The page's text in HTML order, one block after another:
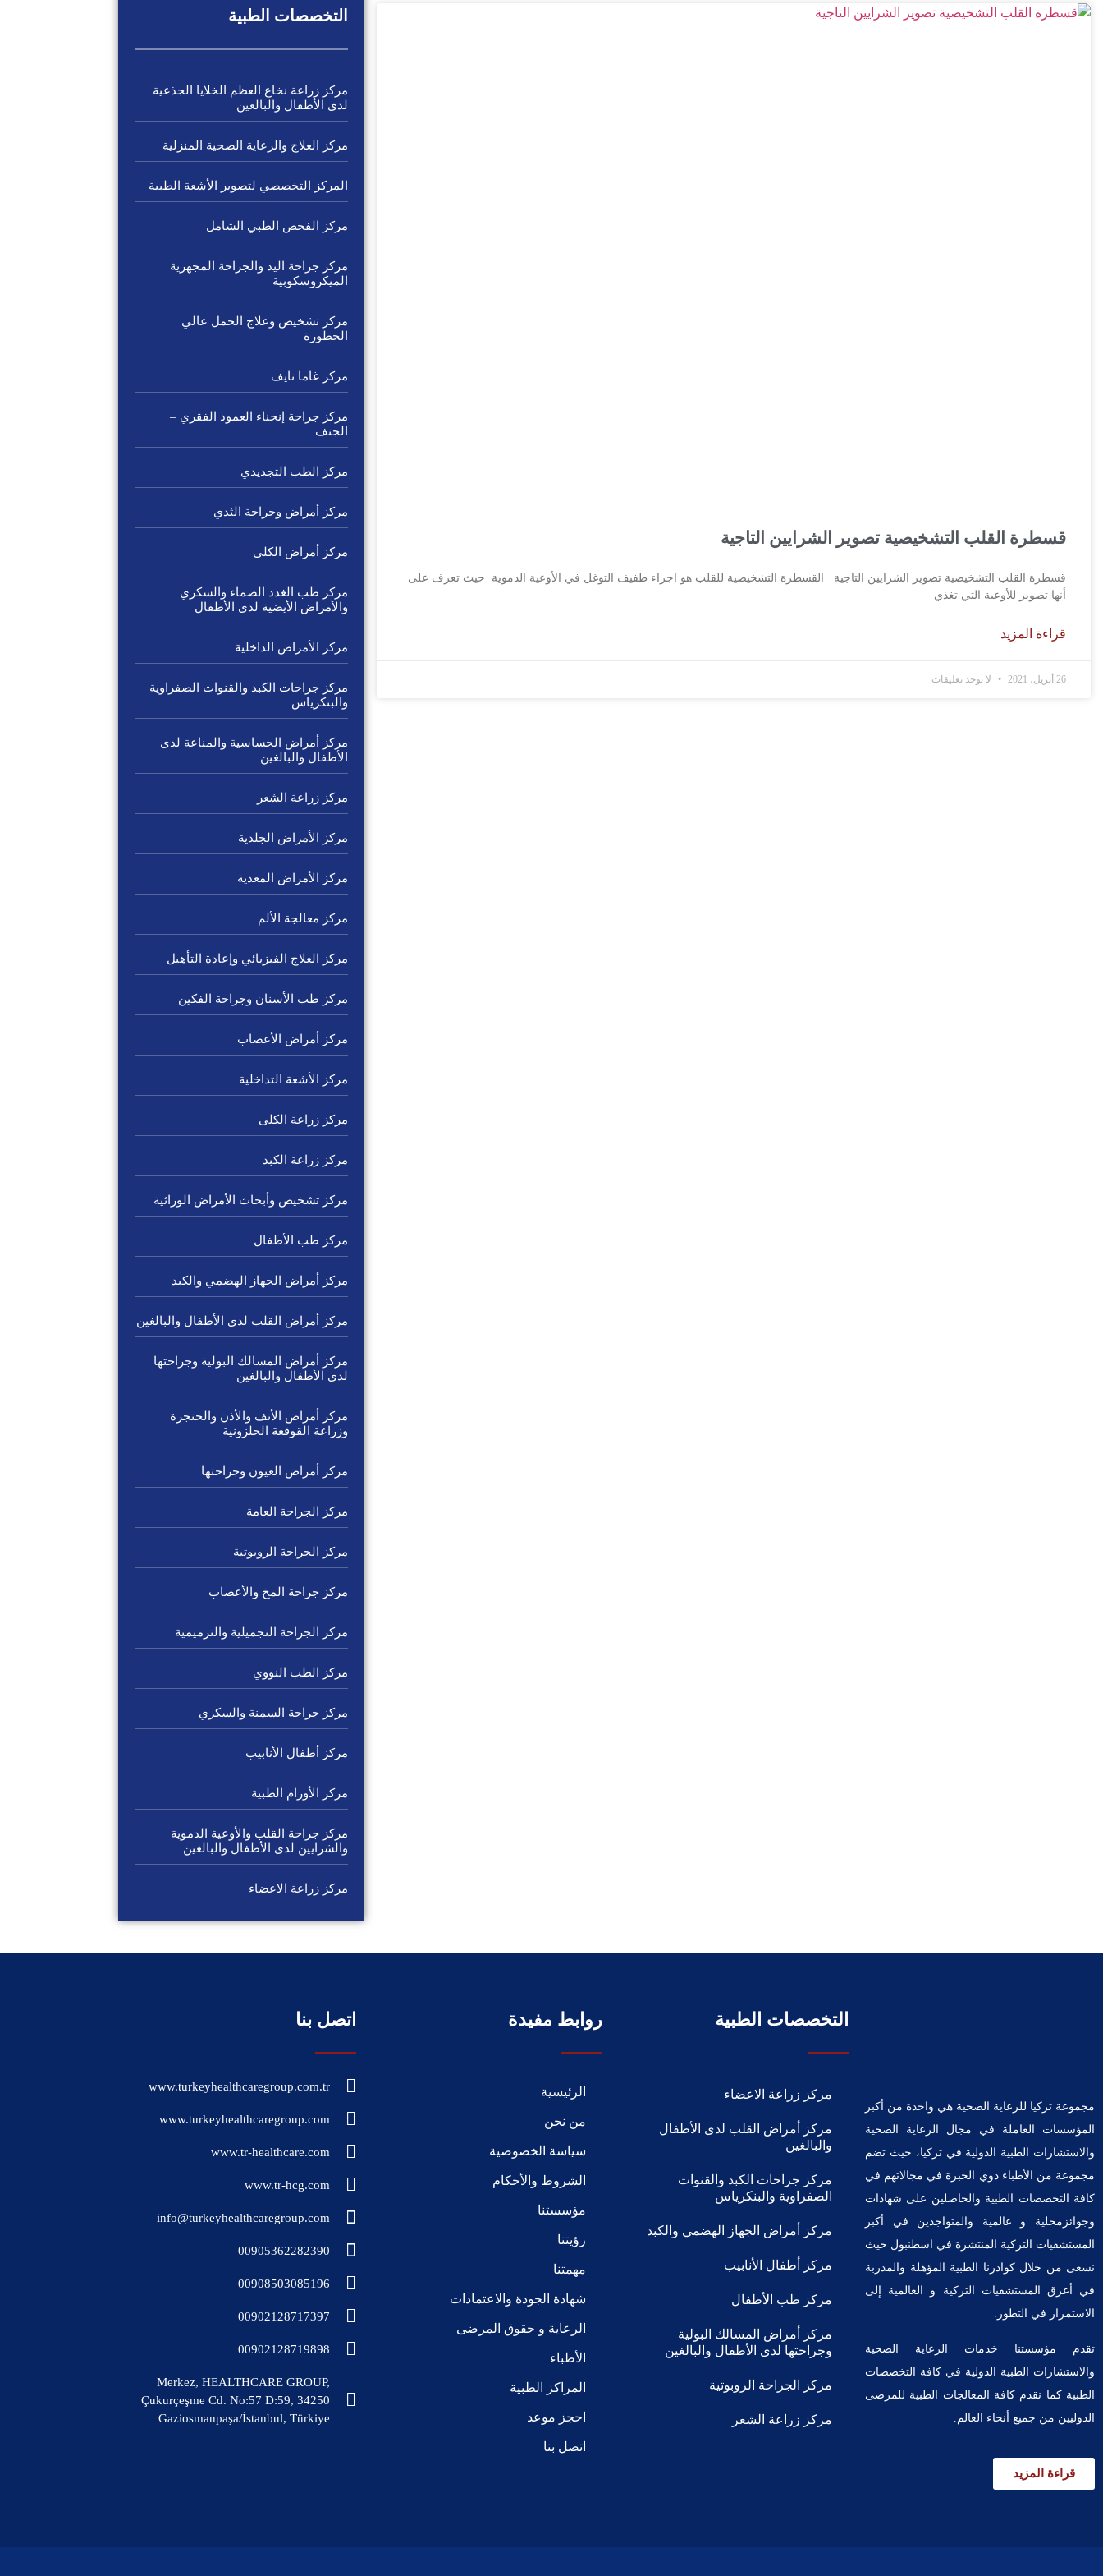
قسطرة القلب التشخيصية تصوير الشرايين التاجية
قسطرة القلب التشخيصية تصوير الشرايين التاجية القسطرة التشخيصية للقلب هو اجراء طفيف التوغل في الأوعية الدموية حيث تعرف على
أنها تصوير للأوعية التي تغذي
قراءة المزيد
26 أبريل، 2021 لا توجد تعليقات
التخصصات الطبية
مركز زراعة نخاع العظم الخلايا الجذعية
لدى الأطفال والبالغين
مركز العلاج والرعاية الصحية المنزلية
المركز التخصصي لتصوير الأشعة الطبية
مركز الفحص الطبي الشامل
مركز جراحة اليد والجراحة المجهرية
الميكروسكوبية
مركز تشخيص وعلاج الحمل عالي
الخطورة
مركز غاما نايف
مركز جراحة إنحناء العمود الفقري –
الجنف
مركز الطب التجديدي
مركز أمراض وجراحة الثدي
مركز أمراض الكلى
مركز طب الغدد الصماء والسكري
والأمراض الأيضية لدى الأطفال
مركز الأمراض الداخلية
مركز جراحات الكبد والقنوات الصفراوية
والبنكرياس
مركز أمراض الحساسية والمناعة لدى
الأطفال والبالغين
مركز زراعة الشعر
مركز الأمراض الجلدية
مركز الأمراض المعدية
مركز معالجة الألم
مركز العلاج الفيزيائي وإعادة التأهيل
مركز طب الأسنان وجراحة الفكين
مركز أمراض الأعصاب
مركز الأشعة التداخلية
مركز زراعة الكلى
مركز زراعة الكبد
مركز تشخيص وأبحاث الأمراض الوراثية
مركز طب الأطفال
مركز أمراض الجهاز الهضمي والكبد
مركز أمراض القلب لدى الأطفال والبالغين
مركز أمراض المسالك البولية وجراحتها
لدى الأطفال والبالغين
مركز أمراض الأنف والأذن والحنجرة
وزراعة القوقعة الحلزونية
مركز أمراض العيون وجراحتها
مركز الجراحة العامة
مركز الجراحة الروبوتية
مركز جراحة المخ والأعصاب
مركز الجراحة التجميلية والترميمية
مركز الطب النووي
مركز جراحة السمنة والسكري
مركز أطفال الأنابيب
مركز الأورام الطبية
مركز جراحة القلب والأوعية الدموية
والشرايين لدى الأطفال والبالغين
مركز زراعة الاعضاء
مجموعة تركيا للرعاية الصحية هي واحدة من أكبر
المؤسسات العاملة في مجال الرعاية الصحية
والاستشارات الطبية الدولية في تركيا، حيث تضم
مجموعة من الأطباء ذوي الخبرة في مجالاتهم في
كافة التخصصات الطبية والحاصلين على شهادات
وجوائزمحلية و عالمية والمتواجدين في أكبر
المستشفيات التركية المنتشرة في اسطنبول حيث
نسعى من خلال كوادرنا الطبية المؤهلة والمدربة
في أعرق المستشفيات التركية و العالمية إلى
الاستمرار في التطور.
تقدم مؤسستنا خدمات الرعاية الصحية
والاستشارات الطبية الدولية في كافة التخصصات
الطبية كما نقدم كافة المعالجات الطبية للمرضى
الدوليين من جميع أنحاء العالم.
قراءة المزيد
التخصصات الطبية
مركز زراعة الاعضاء
مركز أمراض القلب لدى الأطفال
والبالغين
مركز جراحات الكبد والقنوات
الصفراوية والبنكرياس
مركز أمراض الجهاز الهضمي والكبد
مركز أطفال الأنابيب
مركز طب الأطفال
مركز أمراض المسالك البولية
وجراحتها لدى الأطفال والبالغين
مركز الجراحة الروبوتية
مركز زراعة الشعر
روابط مفيدة
الرئيسية
من نحن
سياسة الخصوصية
الشروط والأحكام
مؤسستنا
رؤيتنا
مهمتنا
شهادة الجودة والاعتمادات
الرعاية و حقوق المرضى
الأطباء
المراكز الطبية
احجز موعد
اتصل بنا
اتصل بنا
www.turkeyhealthcaregroup.com.tr
www.turkeyhealthcaregroup.com
www.tr-healthcare.com
www.tr-hcg.com
info@turkeyhealthcaregroup.com
00905362282390
00908503085196
00902128717397
00902128719898
Merkez, HEALTHCARE GROUP,
Çukurçeşme Cd. No:57 D:59, 34250
Gaziosmanpaşa/İstanbul, Türkiye